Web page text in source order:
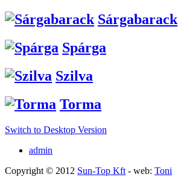
Sárgabarack
Spárga
Szilva
Torma
Switch to Desktop Version
admin
Copyright © 2012 Sun-Top Kft - web: Toni